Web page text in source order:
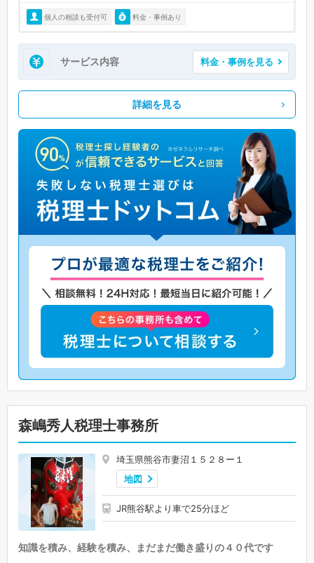
個人の相談も受付可 料金・事例あり
サービス内容 料金・事例を見る
詳細を見る
森嶋秀人税理士事務所
埼玉県熊谷市妻沼１５２８ー１
地図
JR熊谷駅より車で25分ほど
知識を積み、経験を積み、まだまだ働き盛りの４０代です